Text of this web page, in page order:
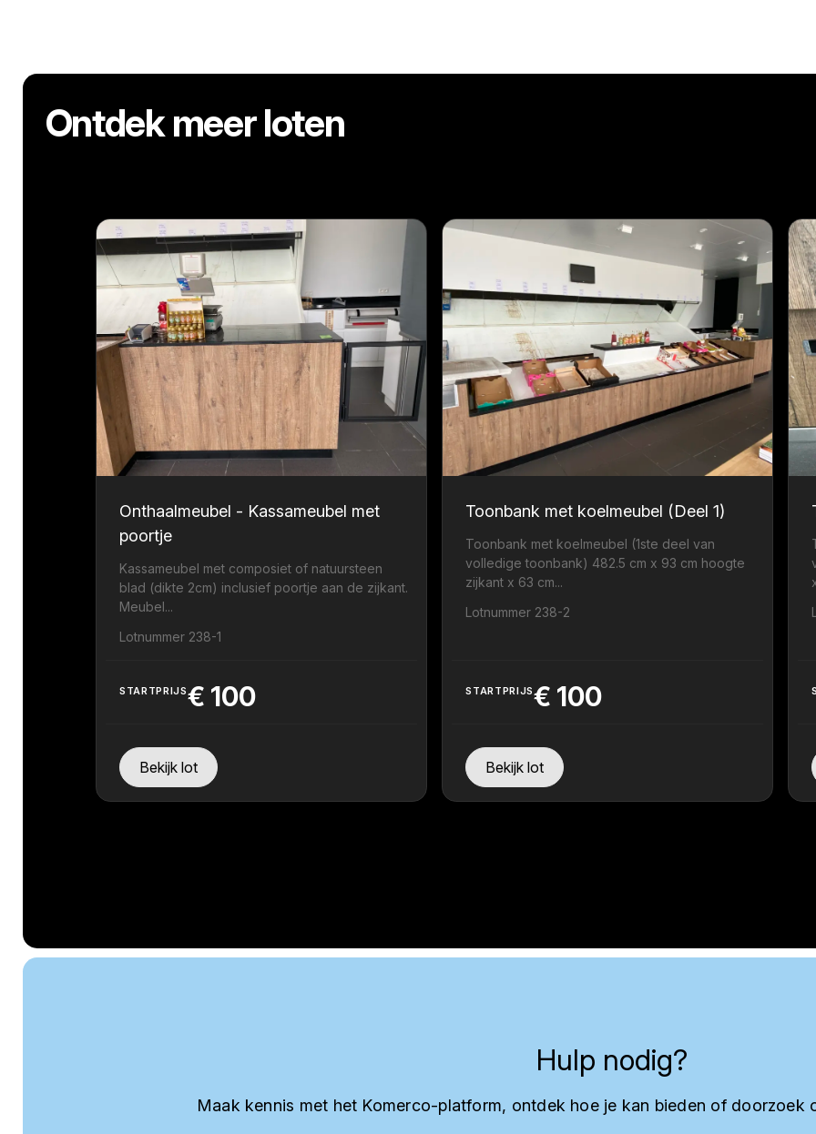
Ontdek meer loten
Onthaalmeubel - Kassameubel met
poortje
Kassameubel met composiet of natuursteen
blad (dikte 2cm) inclusief poortje aan de zijkant.
Meubel...
Lotnummer 238-1
STARTPRIJS€ 100
Bekijk lot
Toonbank met koelmeubel (Deel 1)
Toonbank met koelmeubel (1ste deel van
volledige toonbank) 482.5 cm x 93 cm hoogte
zijkant x 63 cm...
Lotnummer 238-2
STARTPRIJS€ 100
Bekijk lot
Hulp nodig?
Maak kennis met het Komerco-platform, ontdek hoe je kan bieden of doorzoek